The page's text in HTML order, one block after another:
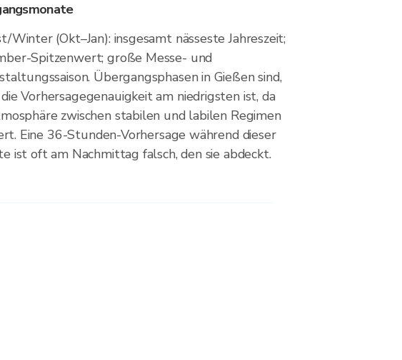
Winter (Okt–Jan): insgesamt nässeste Jahreszeit;
Spitzenwert; große Messe- und
Übergangsphasen in Gießen sind,
Vorhersagegenauigkeit am niedrigsten ist, da
zwischen stabilen und labilen Regimen
Eine 36-Stunden-Vorhersage während dieser
ist oft am Nachmittag falsch, den sie abdeckt.